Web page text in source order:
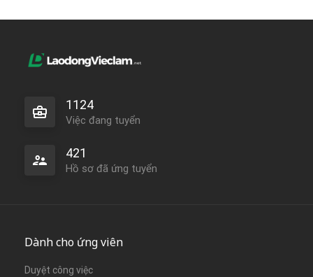
1124
Việc đang tuyển
421
Hồ sơ đã ứng tuyển
Dành cho ứng viên
Duyệt công việc